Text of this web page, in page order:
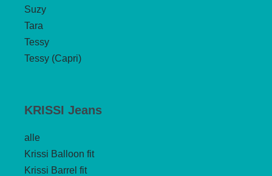
Suzy
Tara
Tessy
Tessy (Capri)
KRISSI Jeans
alle
Krissi Balloon fit
Krissi Barrel fit